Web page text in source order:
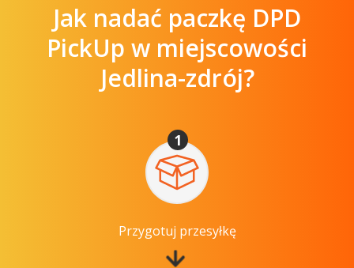
Jak nadać paczkę DPD
PickUp w miejscowości
Jedlina-zdrój?
1
Przygotuj przesyłkę